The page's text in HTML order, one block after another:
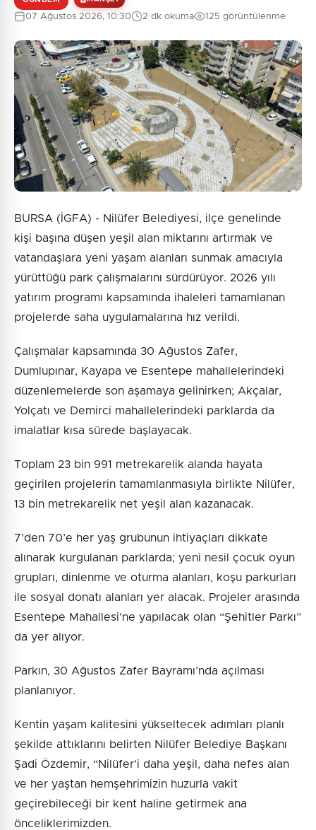
07 Ağustos 2026, 10:30 2 dk okuma 125 görüntülenme
BURSA (İGFA) - Nilüfer Belediyesi, ilçe genelinde
kişi başına düşen yeşil alan miktarını artırmak ve
vatandaşlara yeni yaşam alanları sunmak amacıyla
yürüttüğü park çalışmalarını sürdürüyor. 2026 yılı
yatırım programı kapsamında ihaleleri tamamlanan
projelerde saha uygulamalarına hız verildi.
Çalışmalar kapsamında 30 Ağustos Zafer,
Dumlupınar, Kayapa ve Esentepe mahallelerindeki
düzenlemelerde son aşamaya gelinirken; Akçalar,
Yolçatı ve Demirci mahallelerindeki parklarda da
imalatlar kısa sürede başlayacak.
Toplam 23 bin 991 metrekarelik alanda hayata
geçirilen projelerin tamamlanmasıyla birlikte Nilüfer,
13 bin metrekarelik net yeşil alan kazanacak.
7’den 70’e her yaş grubunun ihtiyaçları dikkate
alınarak kurgulanan parklarda; yeni nesil çocuk oyun
grupları, dinlenme ve oturma alanları, koşu parkurları
ile sosyal donatı alanları yer alacak. Projeler arasında
Esentepe Mahallesi’ne yapılacak olan “Şehitler Parkı”
da yer alıyor.
Parkın, 30 Ağustos Zafer Bayramı’nda açılması
planlanıyor.
Kentin yaşam kalitesini yükseltecek adımları planlı
şekilde attıklarını belirten Nilüfer Belediye Başkanı
Şadi Özdemir, “Nilüfer’i daha yeşil, daha nefes alan
ve her yaştan hemşehrimizin huzurla vakit
geçirebileceği bir kent haline getirmek ana
önceliklerimizden.